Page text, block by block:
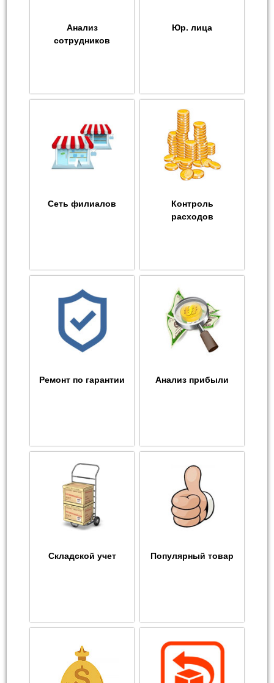
Анализ
сотрудников
Юр. лица
Сеть филиалов
Контроль
расходов
Ремонт по гарантии Анализ прибыли
Складской учет Популярный товар